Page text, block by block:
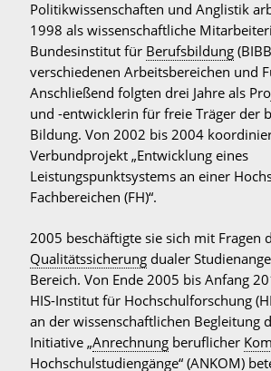
Politikwissenschaften und Anglistik
1998 als wissenschaftliche
Bundesinstitut für Berufsbildung
verschiedenen Arbeitsbereichen und
Anschließend folgten drei Jahre als
und -entwicklerin für freie Träger der
Bildung. Von 2002 bis 2004
Verbundprojekt „Entwicklung eines
Leistungspunktsystems an einer
Fachbereichen (FH)“.
2005 beschäftigte sie sich mit Fragen
Qualitätssicherungdualer
Bereich. Von Ende 2005 bis Anfang
HIS-Institut für Hochschulforschung
an der wissenschaftlichen Begleitung
Initiative „Anrechnungberuflicher
Hochschulstudiengänge“ (ANKOM)